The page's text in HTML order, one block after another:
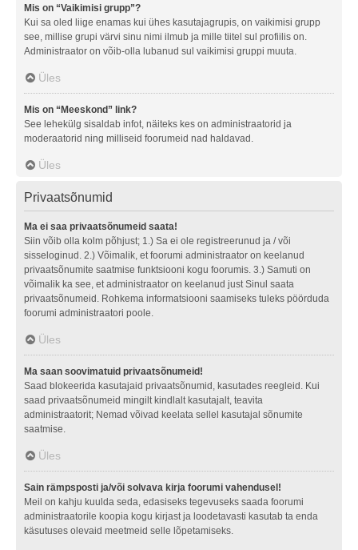
Mis on “Vaikimisi grupp”?
Kui sa oled liige enamas kui ühes kasutajagrupis, on vaikimisi grupp
see, millise grupi värvi sinu nimi ilmub ja mille tiitel sul profiilis on.
Administraator on võib-olla lubanud sul vaikimisi gruppi muuta.
Üles
Mis on “Meeskond” link?
See lehekülg sisaldab infot, näiteks kes on administraatorid ja
moderaatorid ning milliseid foorumeid nad haldavad.
Üles
Privaatsõnumid
Ma ei saa privaatsõnumeid saata!
Siin võib olla kolm põhjust; 1.) Sa ei ole registreerunud ja / või
sisseloginud. 2.) Võimalik, et foorumi administraator on keelanud
privaatsõnumite saatmise funktsiooni kogu foorumis. 3.) Samuti on
võimalik ka see, et administraator on keelanud just Sinul saata
privaatsõnumeid. Rohkema informatsiooni saamiseks tuleks pöörduda
foorumi administraatori poole.
Üles
Ma saan soovimatuid privaatsõnumeid!
Saad blokeerida kasutajaid privaatsõnumid, kasutades reegleid. Kui
saad privaatsõnumeid mingilt kindlalt kasutajalt, teavita
administraatorit; Nemad võivad keelata sellel kasutajal sõnumite
saatmise.
Üles
Sain rämpsposti ja/või solvava kirja foorumi vahendusel!
Meil on kahju kuulda seda, edasiseks tegevuseks saada foorumi
administraatorile koopia kogu kirjast ja loodetavasti kasutab ta enda
käsutuses olevaid meetmeid selle lõpetamiseks.